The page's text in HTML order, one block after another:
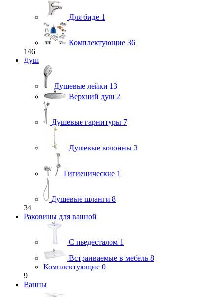
Для биде 1
Комплектующие 36
146
Душ
Душевые лейки 13
Верхний душ 2
Душевые гарнитуры 7
Душевые колонны 3
Гигиенические 1
Душевые шланги 8
34
Раковины для ванной
С пьедесталом 1
Встраиваемые в мебель 8
Комплектующие 0
9
Ванны